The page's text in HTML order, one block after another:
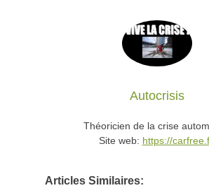
Autocrisis
Théoricien de la crise
Site web: https://
Articles Similaires: